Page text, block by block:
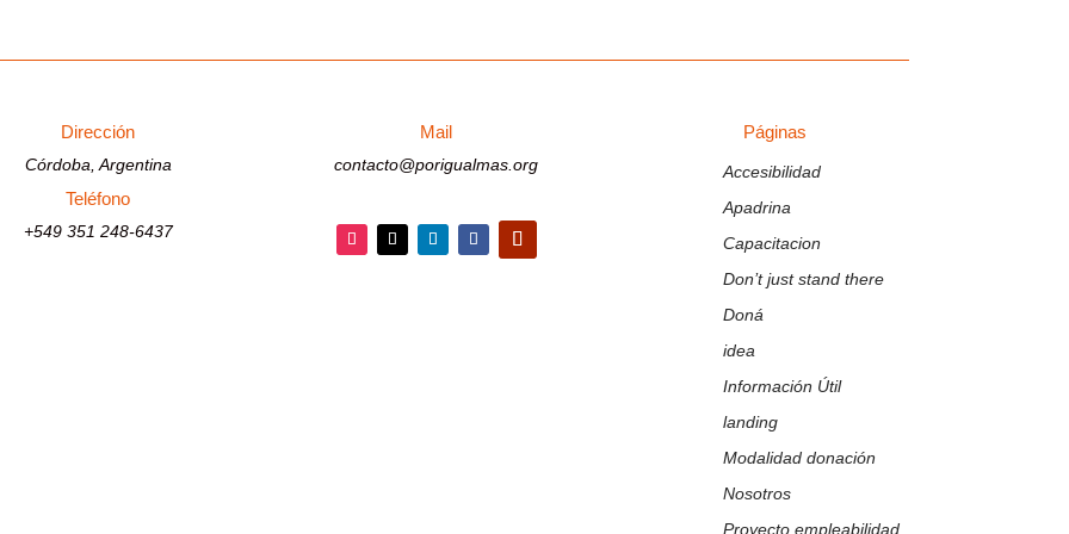
Dirección
Córdoba, Argentina
Teléfono
+549 351 248-6437
Mail
contacto@porigualmas.org
Seguir
Páginas
Accesibilidad
Apadrina
Capacitacion
Don’t just stand there
Doná
idea
Información Útil
landing
Modalidad donación
Nosotros
Proyecto empleabilidad